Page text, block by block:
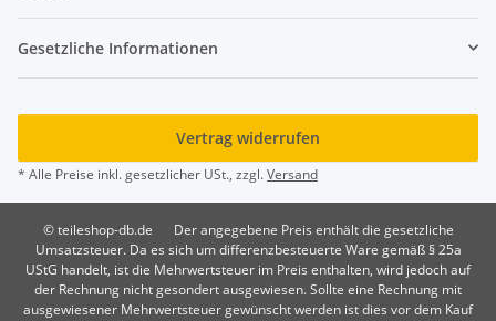
Gesetzliche Informationen
Vertrag widerrufen
* Alle Preise inkl. gesetzlicher USt., zzgl.Versand
© teileshop-db.de
Der angegebene Preis enthält die gesetzliche
Umsatzsteuer. Da es sich um differenzbesteuerte Ware gemäß § 25a
UStG handelt, ist die Mehrwertsteuer im Preis enthalten, wird jedoch auf
der Rechnung nicht gesondert ausgewiesen. Sollte eine Rechnung mit
ausgewiesener Mehrwertsteuer gewünscht werden ist dies vor dem Kauf